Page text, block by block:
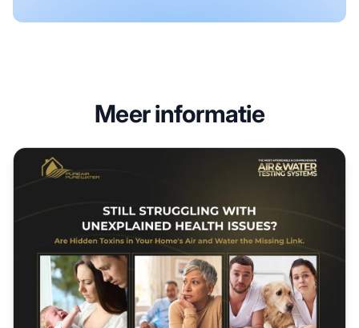
Meer informatie
Pure Air Pure Water Affiliate Programma